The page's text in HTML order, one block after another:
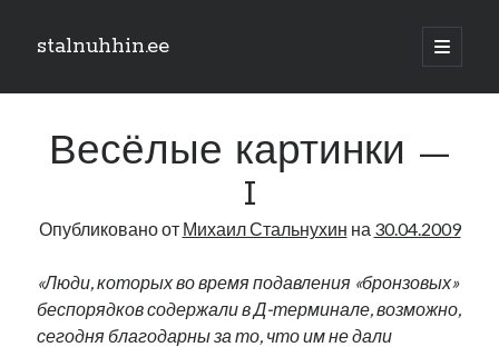
stalnuhhin.ee
отрыть
Боковая
панель
Поиск
Рубрики
В мире
Интеграция
Интервью
Весёлые картинки —
I
Опубликовано от Михаил Стальнухин на 30.04.2009
«Люди, которых во время подавления «бронзовых»
беспорядков содержали в Д-терминале, возможно,
сегодня благодарны за то, что им не дали